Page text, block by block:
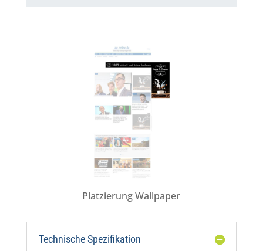
Platzierung Wallpaper
Technische Spezifikation